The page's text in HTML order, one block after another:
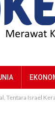
Tentara Israel